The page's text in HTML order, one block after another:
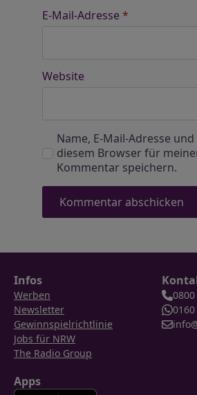
E-Mail-Adresse *
Website
Name, E-Mail-Adresse
diesem Browser für
Kommentar speichern.
Infos
Werben
Newsletter
Gewinnspielrichtlinie
Jobs für NRW
The Radio Group
Apps